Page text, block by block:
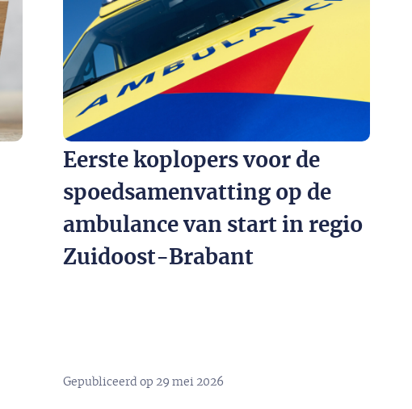
Eerste koplopers voor de
spoedsamenvatting op de
ambulance van start in regio
Zuidoost-Brabant
Gepubliceerd op 29 mei 2026